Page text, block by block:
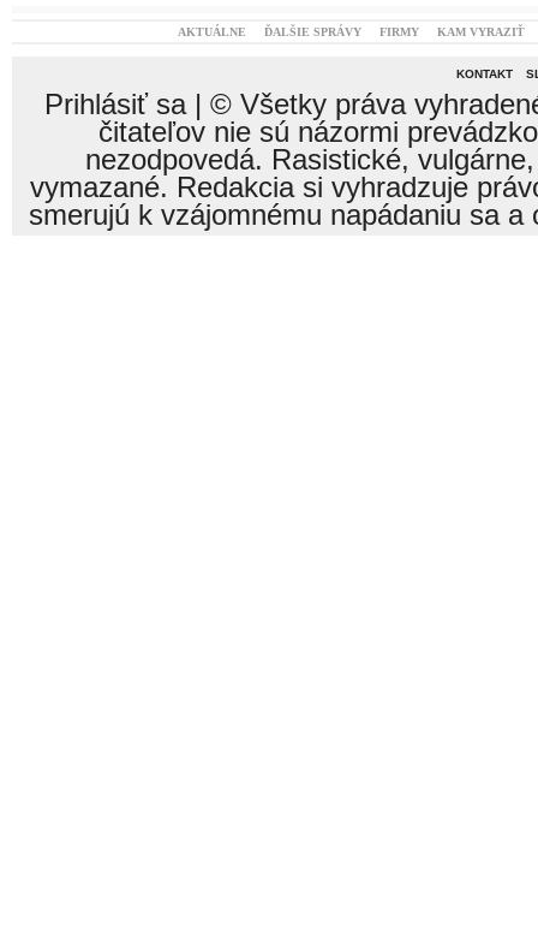
AKTUÁLNE ĎALŠIE SPRÁVY FIRMY KAM VYRAZIŤ
KONTAKT
Prihlásiť sa| © Všetky práva
čitateľov nie sú názormi
nezodpovedá. Rasistické,
vymazané. Redakcia si vyhradzuje
smerujú k vzájomnému napádaniu sa